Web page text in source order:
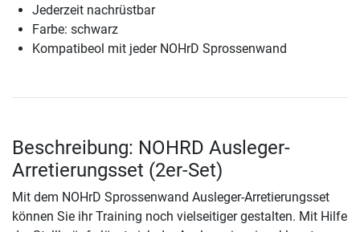
Jederzeit nachrüstbar
Farbe: schwarz
Kompatibeol mit jeder NOHrD Sprossenwand
Beschreibung: NOHRD Ausleger-
Arretierungsset (2er-Set)
Mit dem NOHrD Sprossenwand Ausleger-Arretierungsset
können Sie ihr Training noch vielseitiger gestalten. Mit Hilfe